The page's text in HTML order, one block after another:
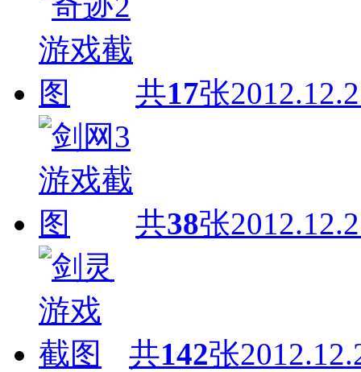
共17张
共38张
共142张